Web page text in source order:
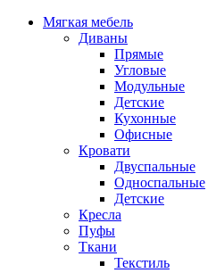
Мягкая мебель
Диваны
Прямые
Угловые
Модульные
Детские
Кухонные
Офисные
Кровати
Двуспальные
Односпальные
Детские
Кресла
Пуфы
Ткани
Текстиль